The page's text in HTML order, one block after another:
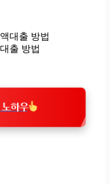
출 방법
노하우